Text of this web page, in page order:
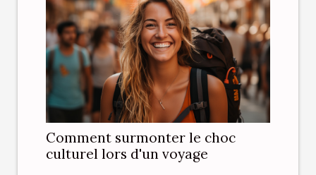
Comment surmonter le choc
culturel lors d'un voyage